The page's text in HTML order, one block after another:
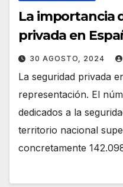
La importancia
privada en
30 AGOSTO, 2024
La seguridad privada
representación. El
dedicados a la
territorio nacional
concretamente